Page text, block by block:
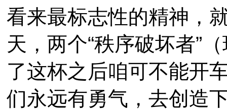
看来最标志性的精神，
天，两个“秩序破坏者”
了这杯之后咱可不能开
们永远有勇气，去创造